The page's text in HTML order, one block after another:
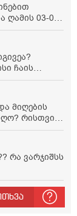
ღამის 03-00
ამ
ჩაის
კარგი?
1 ჩაის
და
1-2 საათში.
რა აქვს
მიღების
რისთვის
რა ვარჯიშსს